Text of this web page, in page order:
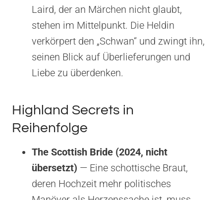
Laird, der an Märchen nicht glaubt,
stehen im Mittelpunkt. Die Heldin
verkörpert den „Schwan“ und zwingt ihn,
seinen Blick auf Überlieferungen und
Liebe zu überdenken.
Highland Secrets in
Reihenfolge
The Scottish Bride (2024, nicht
übersetzt) — Eine schottische Braut,
deren Hochzeit mehr politisches